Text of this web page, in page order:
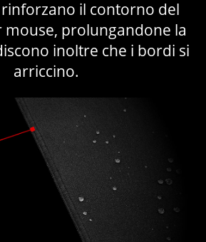
il contorno del
prolungandone la
inoltre che i bordi si
arriccino.